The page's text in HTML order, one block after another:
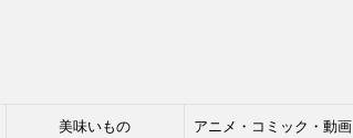
美味いもの アニメ・コミック・動画